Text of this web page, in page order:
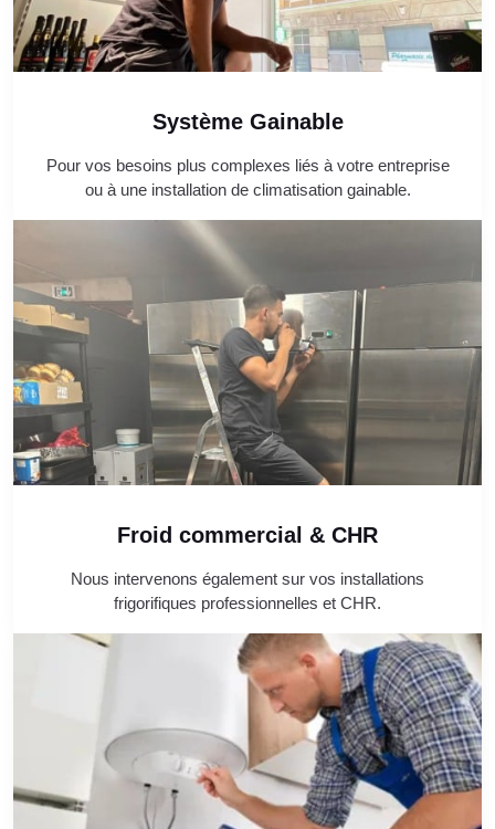
Système Gainable
Pour vos besoins plus complexes liés à votre entreprise
ou à une installation de climatisation gainable.
Froid commercial & CHR
Nous intervenons également sur vos installations
frigorifiques professionnelles et CHR.